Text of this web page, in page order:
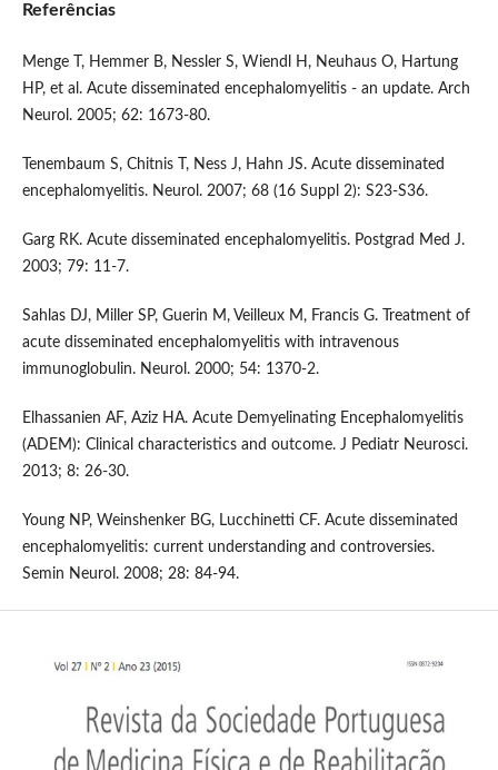
Referências
Menge T, Hemmer B, Nessler S, Wiendl H, Neuhaus O, Hartung
HP, et al. Acute disseminated encephalomyelitis - an update. Arch
Neurol. 2005; 62: 1673-80.
Tenembaum S, Chitnis T, Ness J, Hahn JS. Acute disseminated
encephalomyelitis. Neurol. 2007; 68 (16 Suppl 2): S23-S36.
Garg RK. Acute disseminated encephalomyelitis. Postgrad Med J.
2003; 79: 11-7.
Sahlas DJ, Miller SP, Guerin M, Veilleux M, Francis G. Treatment of
acute disseminated encephalomyelitis with intravenous
immunoglobulin. Neurol. 2000; 54: 1370-2.
Elhassanien AF, Aziz HA. Acute Demyelinating Encephalomyelitis
(ADEM): Clinical characteristics and outcome. J Pediatr Neurosci.
2013; 8: 26-30.
Young NP, Weinshenker BG, Lucchinetti CF. Acute disseminated
encephalomyelitis: current understanding and controversies.
Semin Neurol. 2008; 28: 84-94.